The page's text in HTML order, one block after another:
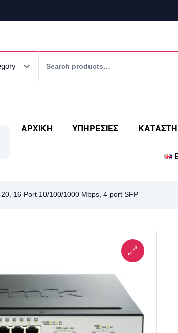
ΑΡΧΙΚΗ ΥΠΗΡΕΣΙΕΣ
16-Port 10/100/1000 Mbps, 4-port SFP